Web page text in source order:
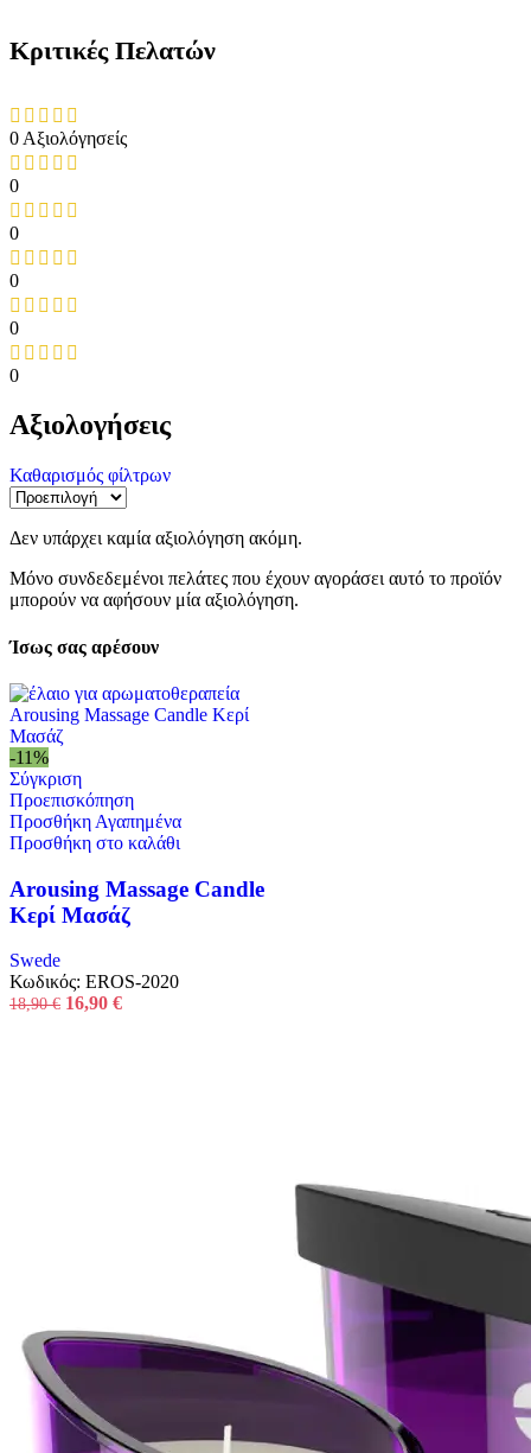
Κριτικές Πελατών
0 Αξιολόγησείς
0
0
0
0
0
Αξιολογήσεις
Καθαρισμός φίλτρων
Δεν υπάρχει καμία αξιολόγηση ακόμη.
Μόνο συνδεδεμένοι πελάτες που έχουν αγοράσει αυτό το προϊόν
μπορούν να αφήσουν μία αξιολόγηση.
Ίσως σας αρέσουν
-11%
Σύγκριση
Προεπισκόπηση
Προσθήκη Αγαπημένα
Προσθήκη στο καλάθι
Arousing Massage Candle
Κερί Μασάζ
Swede
Κωδικός: EROS-2020
18,90€ Original
16,90 €Η